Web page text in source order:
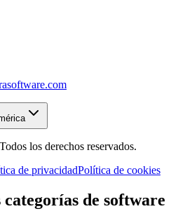
Todos los derechos reservados.
de privacidadPolítica de cookies
de software